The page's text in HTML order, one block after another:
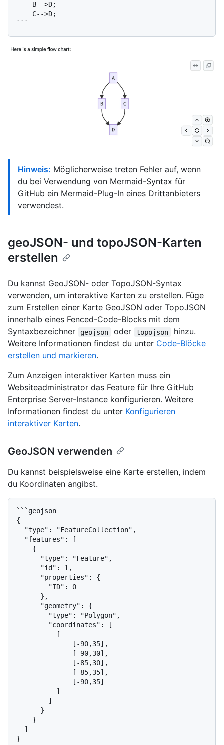
    B-->D;
    C-->D;
Hinweis: Möglicherweise treten Fehler auf, wenn
du bei Verwendung von Mermaid-Syntax für
GitHub ein Mermaid-Plug-In eines Drittanbieters
verwendest.
geoJSON- und topoJSON-Karten
erstellen
Du kannst GeoJSON- oder TopoJSON-Syntax
verwenden, um interaktive Karten zu erstellen. Füge
zum Erstellen einer Karte GeoJSON oder TopoJSON
innerhalb eines Fenced-Code-Blocks mit dem
Syntaxbezeichner
geojson oder topojson
hinzu.
Weitere Informationen findest du unter Code-Blöcke
erstellen und markieren.
Zum Anzeigen interaktiver Karten muss ein
Websiteadministrator das Feature für Ihre GitHub
Enterprise Server-Instance konfigurieren. Weitere
Informationen findest du unter Konfigurieren
interaktiver Karten.
GeoJSON verwenden
Du kannst beispielsweise eine Karte erstellen, indem
du Koordinaten angibst.
```geojson
{
  "type": "FeatureCollection",
  "features": [
    {
      "type": "Feature",
      "id": 1,
      "properties": {
        "ID": 0
      },
      "geometry": {
        "type": "Polygon",
        "coordinates": [
          [
              [-90,35],
              [-90,30],
              [-85,30],
              [-85,35],
              [-90,35]
          ]
        ]
      }
    }
  ]
}